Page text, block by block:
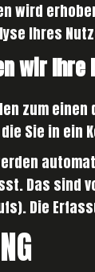
wird
Ihres
wir Ihre
zum
Sie in ein
Das sind
Die